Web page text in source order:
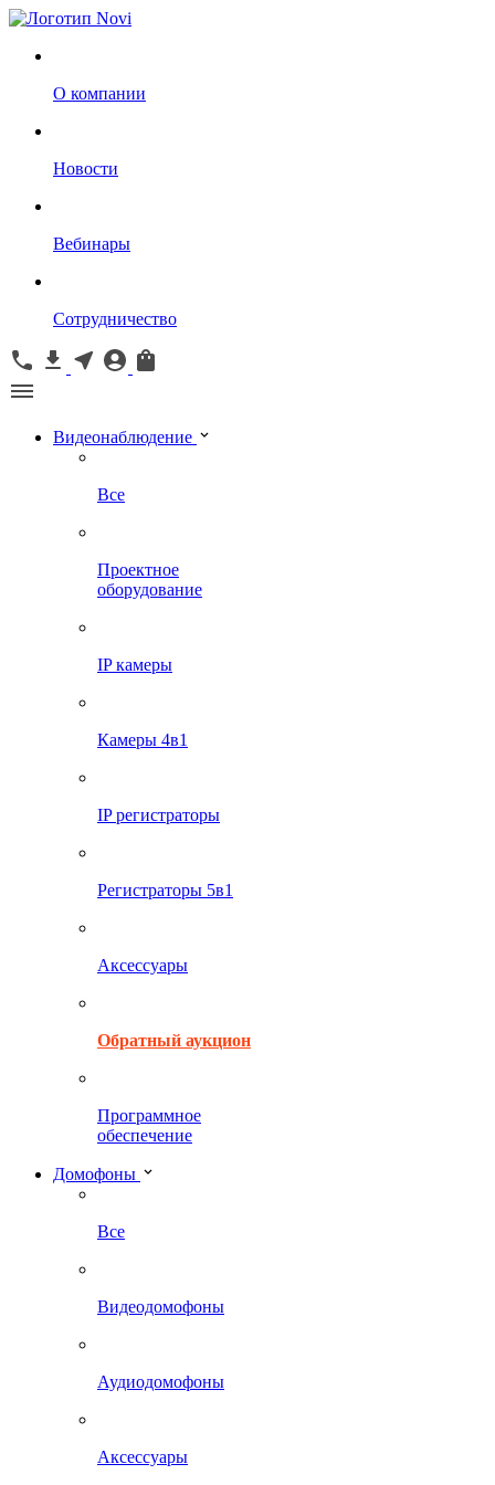
О компании
Новости
Вебинары
Сотрудничество
Видеонаблюдение
Все
Проектное
оборудование
IP камеры
Камеры 4в1
IP регистраторы
Регистраторы 5в1
Аксессуары
Обратный аукцион
Программное
обеспечение
Домофоны
Все
Видеодомофоны
Аудиодомофоны
Аксессуары